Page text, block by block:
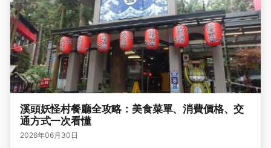
溪頭妖怪村餐廳全攻略：美食菜單、消費價格、交
通方式一次看懂
2026年06月30日